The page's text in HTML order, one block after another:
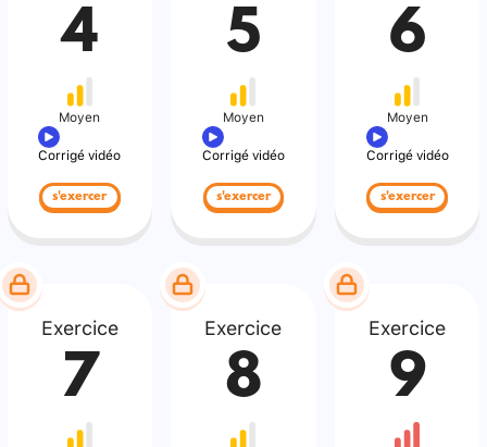
4
Moyen
Corrigé vidéo
s'exercer
5
Moyen
Corrigé vidéo
s'exercer
6
Moyen
Corrigé vidéo
s'exercer
Exercice
7
Exercice
8
Exercice
9